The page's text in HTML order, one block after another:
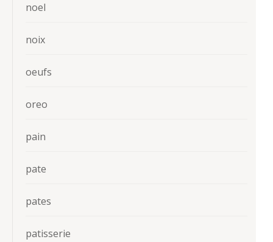
noel
noix
oeufs
oreo
pain
pate
pates
patisserie